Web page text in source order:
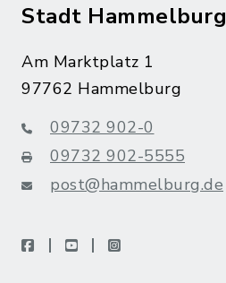
Stadt Hammelburg
Am Marktplatz 1
97762 Hammelburg
09732 902-0
09732 902-5555
post@hammelburg.de
facebookyoutubeinstagram